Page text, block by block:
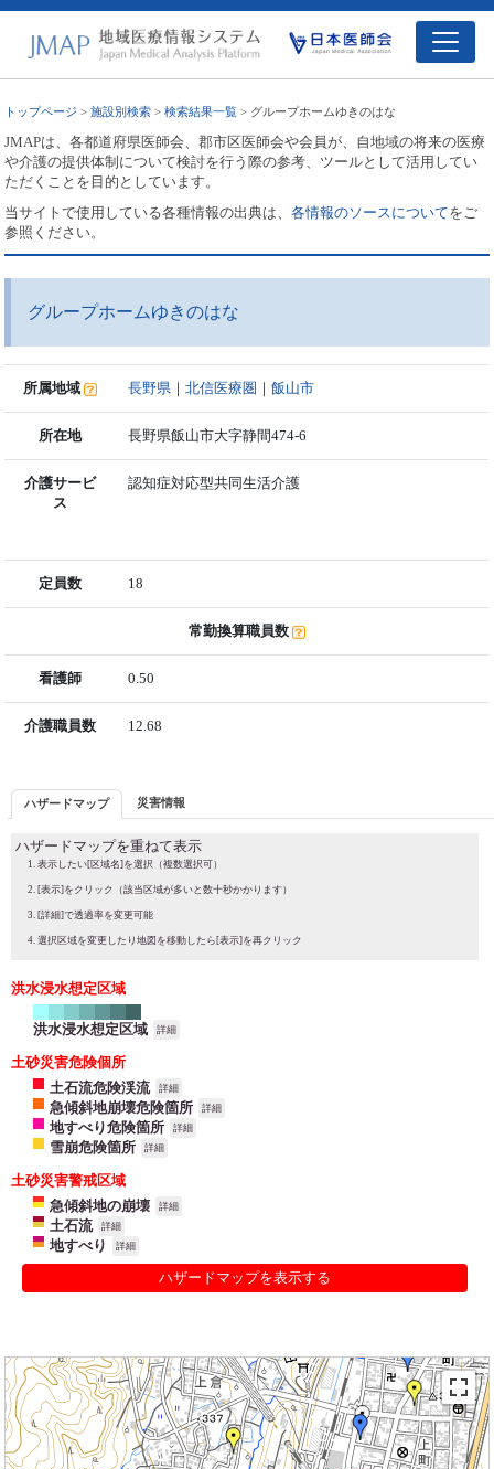
トップページ >施設別検索 >検索結果一覧 > グループホームゆきのはな
JMAPは、各都道府県医師会、郡市区医師会や会員が、自地域の将来の医療
や介護の提供体制について検討を行う際の参考、ツールとして活用してい
ただくことを目的としています。
当サイトで使用している各種情報の出典は、各情報のソースについてをご
参照ください。
グループホームゆきのはな
所属地域 長野県 ｜北信医療圏 ｜飯山市
所在地 長野県飯山市大字静間474-6
介護サービ
ス
認知症対応型共同生活介護
定員数 18
常勤換算職員数
看護師 0.50
介護職員数 12.68
ハザードマップ 災害情報
ハザードマップを重ねて表示
表示したい[区域名]を選択（複数選択可）
[表示]をクリック（該当区域が多いと数十秒かかります）
[詳細]で透過率を変更可能
選択区域を変更したり地図を移動したら[表示]を再クリック
洪水浸水想定区域
洪水浸水想定区域 詳細
土砂災害危険個所
土石流危険渓流
詳細
急傾斜地崩壊危険箇所 詳細
地すべり危険箇所 詳細
雪崩危険箇所 詳細
土砂災害警戒区域
急傾斜地の崩壊
詳細
土石流 詳細
地すべり 詳細
ハザードマップを表示する